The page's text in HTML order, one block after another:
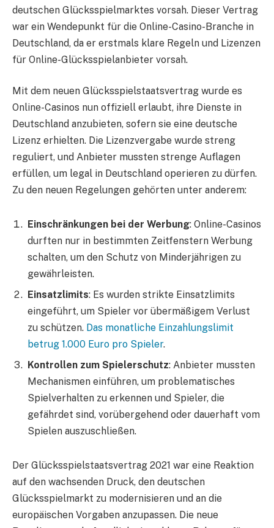
deutschen Glücksspielmarktes vorsah. Dieser Vertrag
war ein Wendepunkt für die Online-Casino-Branche in
Deutschland, da er erstmals klare Regeln und Lizenzen
für Online-Glücksspielanbieter vorsah.
Mit dem neuen Glücksspielstaatsvertrag wurde es
Online-Casinos nun offiziell erlaubt, ihre Dienste in
Deutschland anzubieten, sofern sie eine deutsche
Lizenz erhielten. Die Lizenzvergabe wurde streng
reguliert, und Anbieter mussten strenge Auflagen
erfüllen, um legal in Deutschland operieren zu dürfen.
Zu den neuen Regelungen gehörten unter anderem:
Einschränkungen bei der Werbung: Online-Casinos
durften nur in bestimmten Zeitfenstern Werbung
schalten, um den Schutz von Minderjährigen zu
gewährleisten.
Einsatzlimits: Es wurden strikte Einsatzlimits
eingeführt, um Spieler vor übermäßigem Verlust
zu schützen. Das monatliche Einzahlungslimit
betrug 1.000 Euro pro Spieler.
Kontrollen zum Spielerschutz: Anbieter mussten
Mechanismen einführen, um problematisches
Spielverhalten zu erkennen und Spieler, die
gefährdet sind, vorübergehend oder dauerhaft vom
Spielen auszuschließen.
Der Glücksspielstaatsvertrag 2021 war eine Reaktion
auf den wachsenden Druck, den deutschen
Glücksspielmarkt zu modernisieren und an die
europäischen Vorgaben anzupassen. Die neue